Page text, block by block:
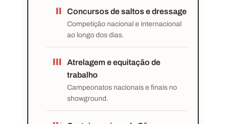
II Concursos de saltos e dressage
Competição nacional e internacional
ao longo dos dias.
III
Atrelagem e equitação de
trabalho
Campeonatos nacionais e finais no
showground.